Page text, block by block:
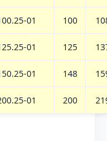
01 100
01 125
01 148
01 200